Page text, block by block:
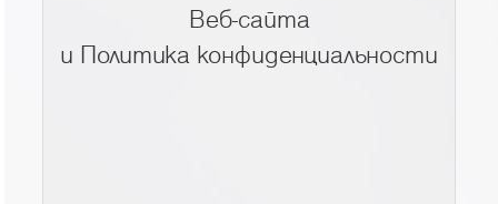
Веб-сайтa
и Политика конфиденциальности